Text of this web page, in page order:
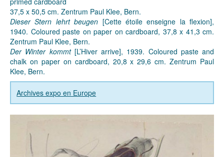
37,5 x 50,5 cm. Zentrum Paul Klee, Bern.
Dieser Stern lehrt beugen [Cette étoile enseigne la flexion],
1940. Coloured paste on paper on cardboard, 37,8 x 41,3 cm.
Zentrum Paul Klee, Bern.
Der Winter kommt[L’Hiver arrive], 1939. Coloured paste and
chalk on paper on cardboard, 20,8 x 29,6 cm. Zentrum Paul
Klee, Bern.
Archives expo en Europe